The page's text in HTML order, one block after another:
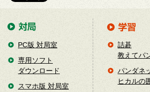
PC版 対局室
専用ソフト
ダウンロード
スマホ版 対局室
詰碁
教えてパ
パンダネ
ヒカルの